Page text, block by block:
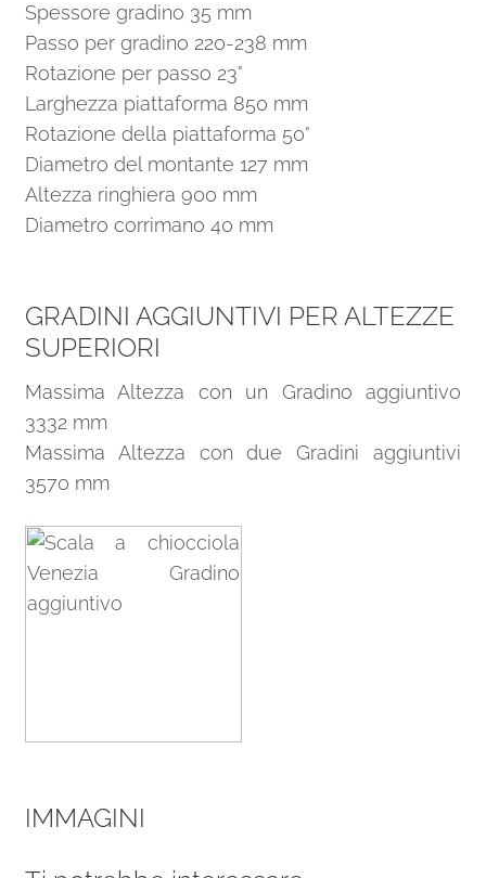
Spessore gradino 35 mm
Passo per gradino 220-238 mm
Rotazione per passo 23°
Larghezza piattaforma 850 mm
Rotazione della piattaforma 50°
Diametro del montante 127 mm
Altezza ringhiera 900 mm
Diametro corrimano 40 mm
GRADINI AGGIUNTIVI PER ALTEZZE
SUPERIORI
Massima Altezza con un Gradino aggiuntivo
3332 mm
Massima Altezza con due Gradini aggiuntivi
3570 mm
IMMAGINI